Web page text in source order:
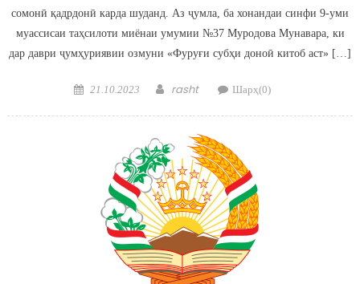
сомонӣ қадрдонӣ карда шуданд. Аз ҷумла, ба хонандаи синфи 9-уми
муассисаи таҳсилоти миёнаи умумии №37 Муродова Мунавара, ки
дар даври ҷумҳуриявии озмуни «Фуруғи субҳи доноӣ китоб аст» […]
Posted on
21.10.2023 Author
rasht Шарҳ(0)